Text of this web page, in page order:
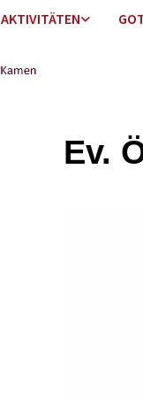
AKTIVITÄTEN
Ev.